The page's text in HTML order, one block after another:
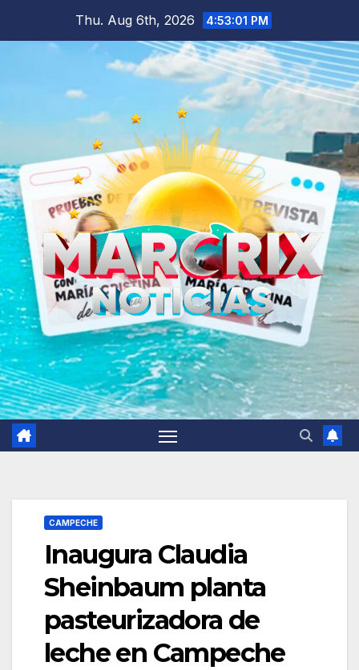
Thu. Aug 6th, 2026 4:53:02 PM
CAMPECHE
Inaugura Claudia
Sheinbaum planta
pasteurizadora de
leche en Campeche